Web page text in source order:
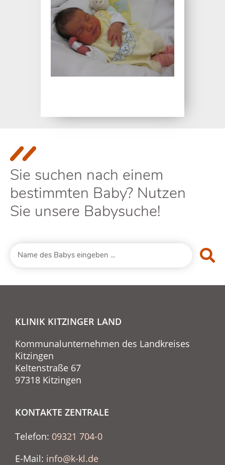
Sie suchen nach einem
bestimmten Baby? Nutzen
Sie unsere Babysuche!
KLINIK KITZINGER LAND
Kommunalunternehmen des Landkreises
Kitzingen
Keltenstraße 67
97318 Kitzingen
KONTAKTE ZENTRALE
Telefon: 09321 704-0
E-Mail: info@k-kl.de